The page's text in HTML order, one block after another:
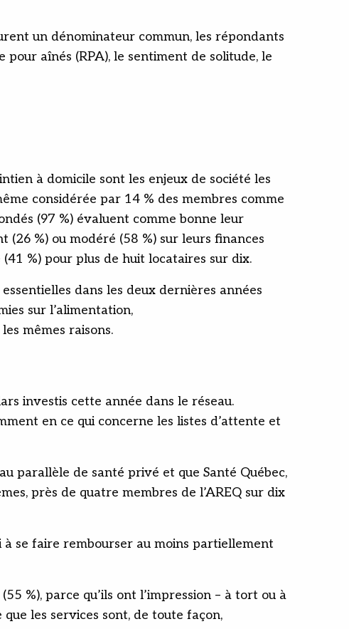
un dénominateur commun, les répondants
aînés (RPA), le sentiment de solitude, le
à domicile sont les enjeux de société les
considérée par 14 % des membres comme
(97 %) évaluent comme bonne leur
%) ou modéré (58 %) sur leurs finances
%) pour plus de huit locataires sur dix.
dans les deux dernières années
sur l’alimentation,
mêmes raisons.
investis cette année dans le réseau.
en ce qui concerne les listes d’attente et
parallèle de santé privé et que Santé Québec,
près de quatre membres de l’AREQ sur dix
à se faire rembourser au moins partiellement
%), parce qu’ils ont l’impression – à tort ou à
les services sont, de toute façon,